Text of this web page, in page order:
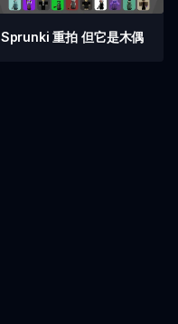
Sprunki 重拍 但它是木偶